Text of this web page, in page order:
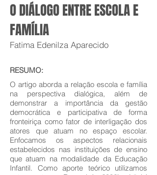
O DIÁLOGO ENTRE ESCOLA E
FAMÍLIA
Fatima Edenilza Aparecido
RESUMO:
O artigo aborda a relação escola e família
na perspectiva dialógica, além de
demonstrar a importância da gestão
democrática e participativa de forma
fronteiriça como fator de interligação dos
atores que atuam no espaço escolar.
Enfocamos os aspectos relacionais
estabelecidos nas instituições de ensino
que atuam na modalidade da Educação
Infantil. Como aporte teórico utilizamos